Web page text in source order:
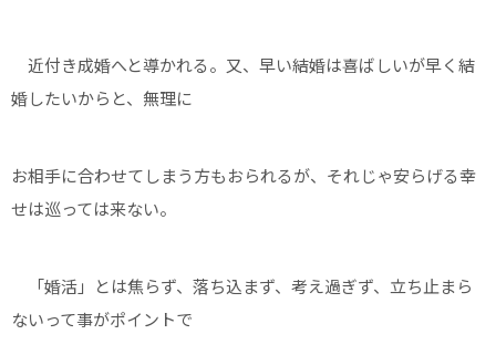
近付き成婚へと導かれる。又、早い結婚は喜ばしいが早く結
婚したいからと、無理に
お相手に合わせてしまう方もおられるが、それじゃ安らげる幸
せは巡っては来ない。
「婚活」とは焦らず、落ち込まず、考え過ぎず、立ち止まら
ないって事がポイントで